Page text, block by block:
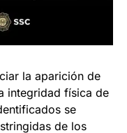
la aparición de
integridad física de
se
de los